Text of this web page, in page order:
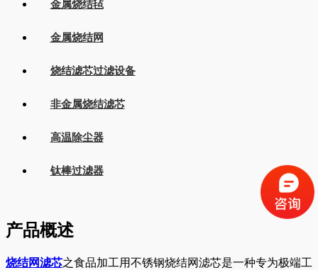
金属烧结毡
金属烧结网
烧结滤芯过滤设备
非金属烧结滤芯
高温除尘器
钛棒过滤器
产品概述
烧结网滤芯之食品加工用不锈钢烧结网滤芯是一种专为极端工